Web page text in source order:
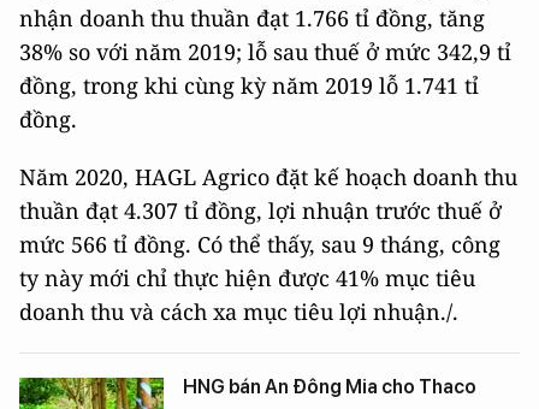
nhận doanh thu thuần đạt 1.766 tỉ đồng, tăng
38% so với năm 2019; lỗ sau thuế ở mức 342,9 tỉ
đồng, trong khi cùng kỳ năm 2019 lỗ 1.741 tỉ
đồng.
Năm 2020, HAGL Agrico đặt kế hoạch doanh thu
thuần đạt 4.307 tỉ đồng, lợi nhuận trước thuế ở
mức 566 tỉ đồng. Có thể thấy, sau 9 tháng, công
ty này mới chỉ thực hiện được 41% mục tiêu
doanh thu và cách xa mục tiêu lợi nhuận./.
HNG bán An Đông Mia cho Thaco